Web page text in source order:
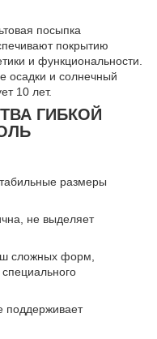
посыпка
покрытию
и функциональности.
осадки и солнечный
10 лет.
ГИБКОЙ
размеры
не выделяет
сложных форм,
поддерживает